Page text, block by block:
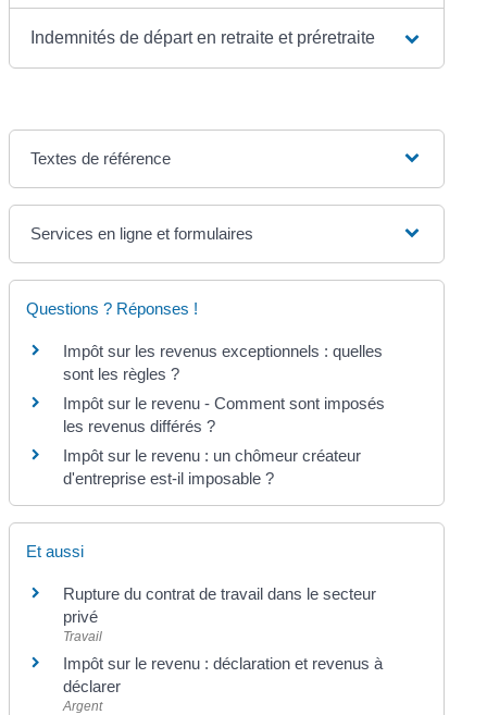
Indemnités de départ en retraite et préretraite
Textes de référence
Services en ligne et formulaires
Questions ? Réponses !
Impôt sur les revenus exceptionnels : quelles
sont les règles ?
Impôt sur le revenu - Comment sont imposés
les revenus différés ?
Impôt sur le revenu : un chômeur créateur
d'entreprise est-il imposable ?
Et aussi
Rupture du contrat de travail dans le secteur
privé
Travail
Impôt sur le revenu : déclaration et revenus à
déclarer
Argent